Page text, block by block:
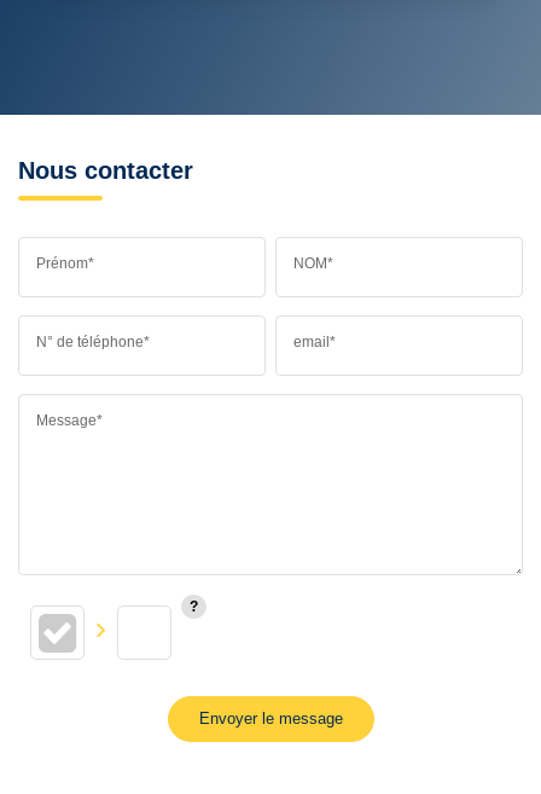
Nous contacter
Prénom* NOM*
N° de téléphone* email*
Message*
Envoyer le message